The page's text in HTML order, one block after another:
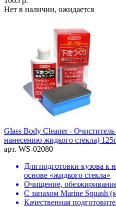
Нет в наличии, ожидается
Glass Body Cleaner -
нанесению жидкого стекла)
арт. WS-02080
Для подготовки кузова к
основе «жидкого стекла»
Очищение,
С запахом Marine Squash
Качественная